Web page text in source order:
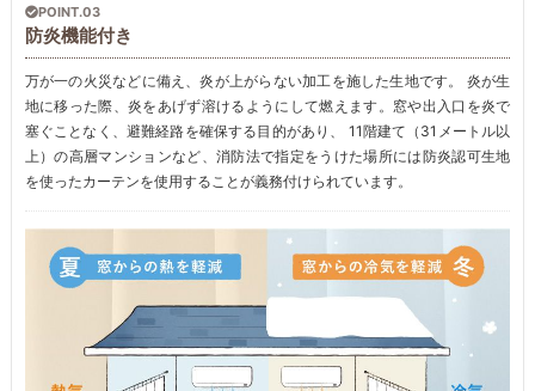
POINT.03
防炎機能付き
万が一の火災などに備え、炎が上がらない加工を施した生地です。 炎が生
地に移った際、炎をあげず溶けるようにして燃えます。窓や出入口を炎で
塞ぐことなく、避難経路を確保する目的があり、 11階建て（31メートル以
上）の高層マンションなど、消防法で指定をうけた場所には防炎認可生地
を使ったカーテンを使用することが義務付けられています。